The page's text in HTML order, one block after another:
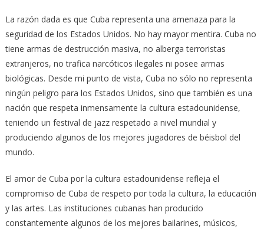
La razón dada es que Cuba representa una amenaza para la
seguridad de los Estados Unidos. No hay mayor mentira. Cuba no
tiene armas de destrucción masiva, no alberga terroristas
extranjeros, no trafica narcóticos ilegales ni posee armas
biológicas. Desde mi punto de vista, Cuba no sólo no representa
ningún peligro para los Estados Unidos, sino que también es una
nación que respeta inmensamente la cultura estadounidense,
teniendo un festival de jazz respetado a nivel mundial y
produciendo algunos de los mejores jugadores de béisbol del
mundo.
El amor de Cuba por la cultura estadounidense refleja el
compromiso de Cuba de respeto por toda la cultura, la educación
y las artes. Las instituciones cubanas han producido
constantemente algunos de los mejores bailarines, músicos,